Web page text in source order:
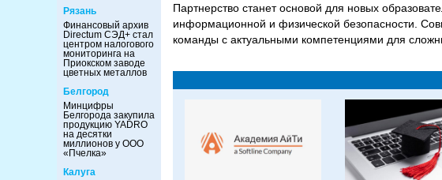
Рязань
Финансовый архив
Directum СЭД+ стал
центром налогового
мониторинга на
Приокском заводе
цветных металлов
Белгород
Минцифры
Белгорода закупила
продукцию YADRO
на десятки
миллионов у ООО
«Пчелка»
Калуга
Партнерство станет основой для новых
информационной и физической безопасности.
команды с актуальными компетенциями для